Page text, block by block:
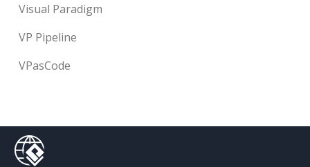
Visual Paradigm
VP Pipeline
VPasCode